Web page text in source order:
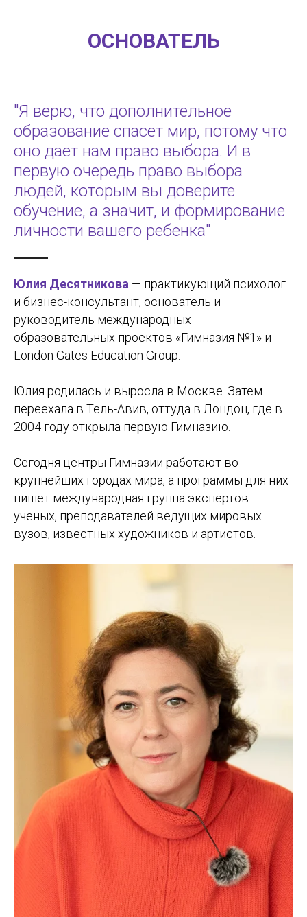
ОСНОВАТЕЛЬ
"Я верю, что дополнительное
образование спасет мир, потому что
оно дает нам право выбора. И в
первую очередь право выбора
людей, которым вы доверите
обучение, а значит, и формирование
личности вашего ребенка"
Юлия Десятникова — практикующий психолог
и бизнес-консультант, основатель и
руководитель международных
образовательных проектов «Гимназия №1» и
London Gates Education Group.
Юлия родилась и выросла в Москве. Затем
переехала в Тель-Авив, оттуда в Лондон, где в
2004 году открыла первую Гимназию.
Сегодня центры Гимназии работают во
крупнейших городах мира, а программы для них
пишет международная группа экспертов —
ученых, преподавателей ведущих мировых
вузов, известных художников и артистов.